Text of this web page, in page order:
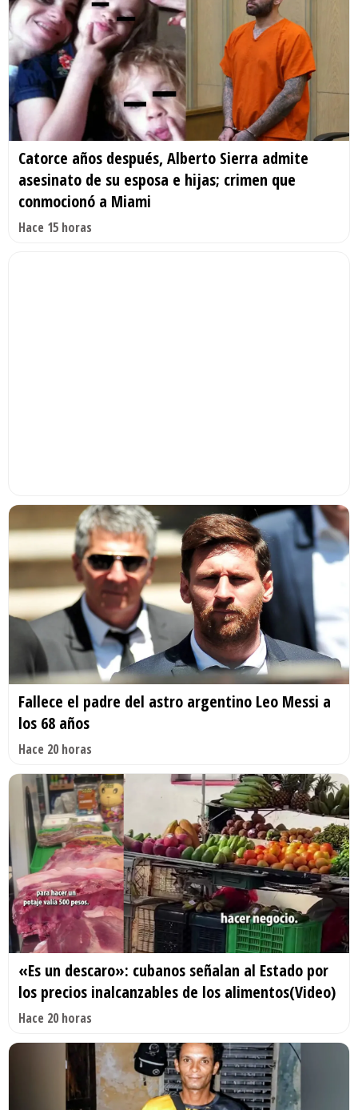
Catorce años después, Alberto Sierra admite
asesinato de su esposa e hijas; crimen que
conmocionó a Miami
Hace 15 horas
Fallece el padre del astro argentino Leo Messi a
los 68 años
Hace 20 horas
«Es un descaro»: cubanos señalan al Estado por
los precios inalcanzables de los alimentos(Video)
Hace 20 horas